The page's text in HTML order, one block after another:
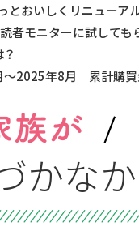
とおいしくリニューア
モニターに試しても
～2025年8月 累計購買
かなか